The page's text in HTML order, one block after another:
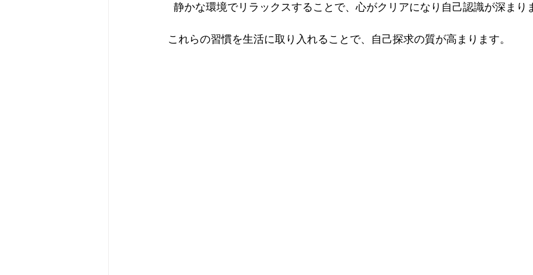
静かな環境でリラックスすることで、心がクリアになり自己認識が深まり
これらの習慣を生活に取り入れることで、自己探求の質が高まります。